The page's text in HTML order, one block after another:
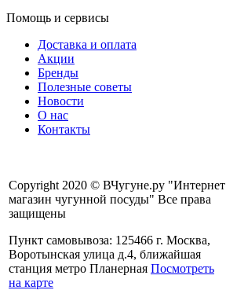
Помощь и сервисы
Доставка и оплата
Акции
Бренды
Полезные советы
Новости
О нас
Контакты
Copyright 2020 © ВЧугуне.ру "Интернет
магазин чугунной посуды" Все права
защищены
Пункт самовывоза: 125466 г. Москва,
Воротынская улица д.4, ближайшая
станция метро Планерная Посмотреть
на карте